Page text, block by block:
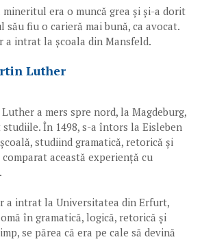
era o muncă grea și și-a dorit
fiu o carieră mai bună, ca avocat.
a intrat la școala din Mansfeld.
Luther
a mers spre nord, la Magdeburg,
În 1498, s-a întors la Eisleben
studiind gramatică, retorică și
această experiență cu
a intrat la Universitatea din Erfurt,
în gramatică, logică, retorică și
se părea că era pe cale să devină